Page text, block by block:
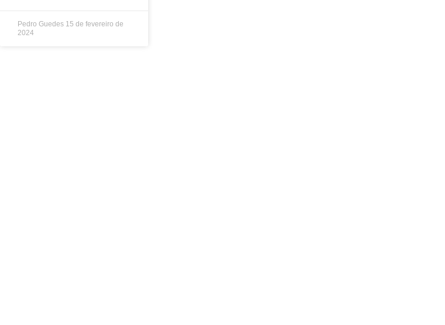
Pedro Guedes 15 de fevereiro de
2024